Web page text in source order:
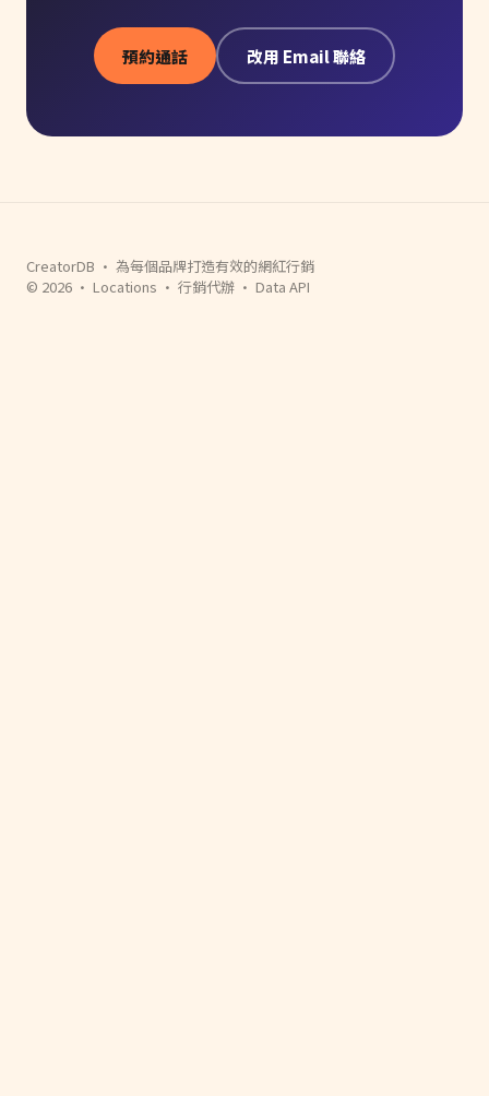
預約通話 改用 Email 聯絡
CreatorDB · 為每個品牌打造有效的網紅行銷
© 2026 · Locations · 行銷代辦 · Data API